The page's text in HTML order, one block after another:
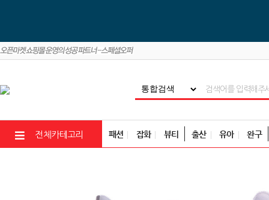
전체카테고리 패션 잡화 뷰티 출산 유아 완구